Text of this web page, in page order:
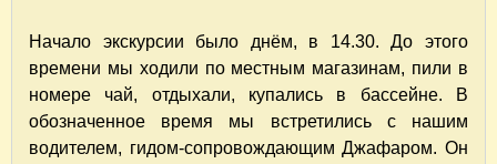
Начало экскурсии было днём, в 14.30. До этого
времени мы ходили по местным магазинам, пили в
номере чай, отдыхали, купались в бассейне. В
обозначенное время мы встретились с нашим
водителем, гидом-сопровождающим Джафаром. Он